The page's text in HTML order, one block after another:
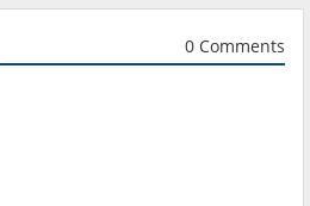
0 Comments